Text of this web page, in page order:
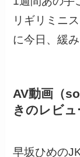
リギリミニ
に今日、緩
AV動画（
きのレビュ
早坂ひめの